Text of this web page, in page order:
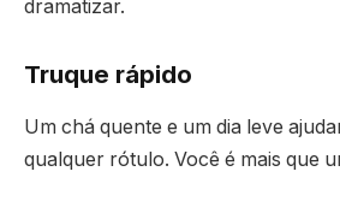
dramatizar.
Truque rápido
Um chá quente e um dia leve
qualquer rótulo. Você é mais que